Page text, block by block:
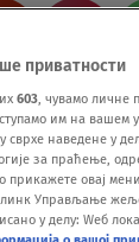
приватности
603, чувамо личне
им на вашем
сврхе наведене у
за праћење,
прикажете овај
линк Управљање
у делу: Wеб